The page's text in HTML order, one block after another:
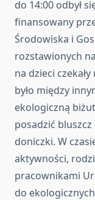
do 14:00 odbył
finansowany
Środowiska i
rozstawionych
na dzieci
było między
ekologiczną
posadzić
doniczki. W
aktywności,
pracownikami
do